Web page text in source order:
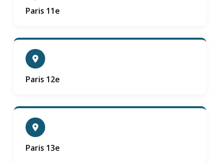
Paris 11e
Paris 12e
Paris 13e